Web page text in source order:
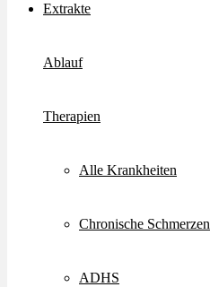
Extrakte
Ablauf
Therapien
Alle Krankheiten
Chronische Schmerzen
ADHS